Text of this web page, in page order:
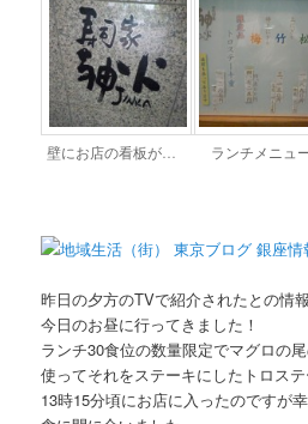
壁にお店の看板が… ランチメニュ
昨日の夕方のTVで紹介されたとの情
今日のお昼に行ってきました！
ランチ30食位の数量限定でマグロの
使ってそれをステーキにしたトロステ
13時15分頃にお店に入ったのですが